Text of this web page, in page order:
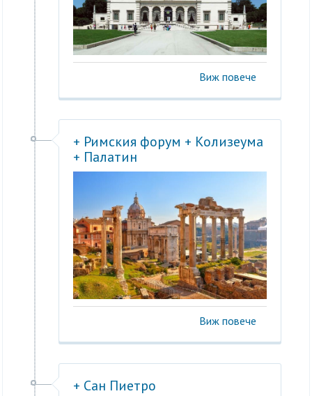
Виж повече
+ Римския форум + Колизеума
+ Палатин
Виж повече
+ Сан Пиетро